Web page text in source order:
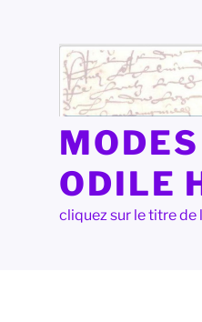
ODILE
cliquez sur le titre